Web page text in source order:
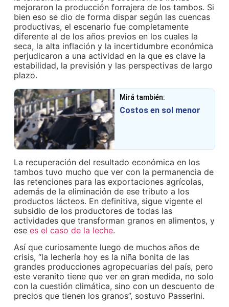
mejoraron la producción forrajera de los tambos. Si
bien eso se dio de forma dispar según las cuencas
productivas, el escenario fue completamente
diferente al de los años previos en los cuales la
seca, la alta inflación y la incertidumbre económica
perjudicaron a una actividad en la que es clave la
estabilidad, la previsión y las perspectivas de largo
plazo.
Mirá también:
Costos en sol menor
La recuperación del resultado económica en los
tambos tuvo mucho que ver con la permanencia de
las retenciones para las exportaciones agrícolas,
además de la eliminación de ese tributo a los
productos lácteos. En definitiva, sigue vigente el
subsidio de los productores de todas las
actividades que transforman granos en alimentos, y
ese es el caso de la leche.
Así que curiosamente luego de muchos años de
crisis, “la lechería hoy es la niña bonita de las
grandes producciones agropecuarias del país, pero
este veranito tiene que ver en gran medida, no solo
con la cuestión climática, sino con un descuento de
precios que tienen los granos”, sostuvo Passerini.